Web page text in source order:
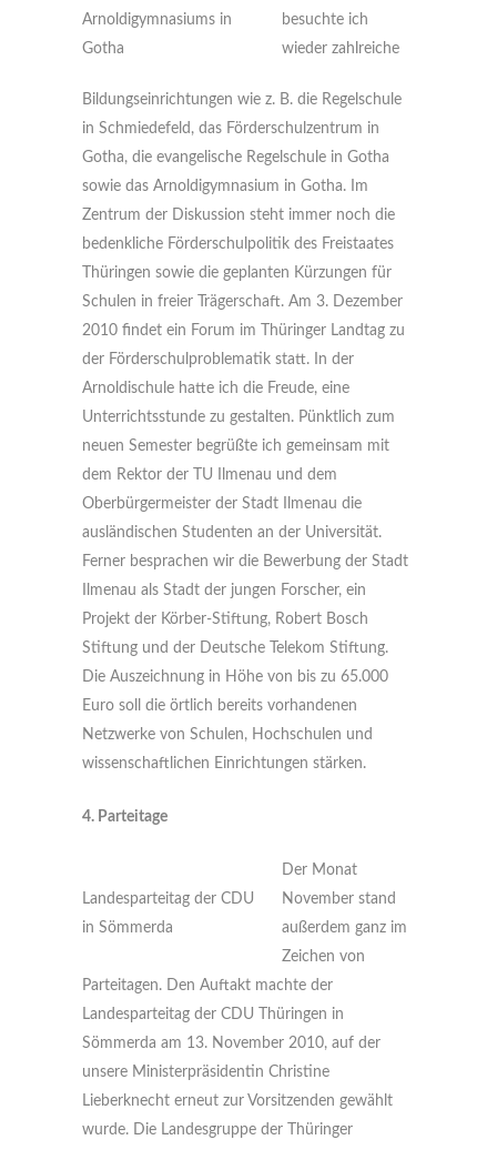
Arnoldigymnasiums in
Gotha
besuchte ich
wieder zahlreiche
Bildungseinrichtungen wie z. B. die Regelschule
in Schmiedefeld, das Förderschulzentrum in
Gotha, die evangelische Regelschule in Gotha
sowie das Arnoldigymnasium in Gotha. Im
Zentrum der Diskussion steht immer noch die
bedenkliche Förderschulpolitik des Freistaates
Thüringen sowie die geplanten Kürzungen für
Schulen in freier Trägerschaft. Am 3. Dezember
2010 findet ein Forum im Thüringer Landtag zu
der Förderschulproblematik statt. In der
Arnoldischule hatte ich die Freude, eine
Unterrichtsstunde zu gestalten. Pünktlich zum
neuen Semester begrüßte ich gemeinsam mit
dem Rektor der TU Ilmenau und dem
Oberbürgermeister der Stadt Ilmenau die
ausländischen Studenten an der Universität.
Ferner besprachen wir die Bewerbung der Stadt
Ilmenau als Stadt der jungen Forscher, ein
Projekt der Körber-Stiftung, Robert Bosch
Stiftung und der Deutsche Telekom Stiftung.
Die Auszeichnung in Höhe von bis zu 65.000
Euro soll die örtlich bereits vorhandenen
Netzwerke von Schulen, Hochschulen und
wissenschaftlichen Einrichtungen stärken.
4. Parteitage
Landesparteitag der CDU
in Sömmerda
Der Monat
November stand
außerdem ganz im
Zeichen von
Parteitagen. Den Auftakt machte der
Landesparteitag der CDU Thüringen in
Sömmerda am 13. November 2010, auf der
unsere Ministerpräsidentin Christine
Lieberknecht erneut zur Vorsitzenden gewählt
wurde. Die Landesgruppe der Thüringer